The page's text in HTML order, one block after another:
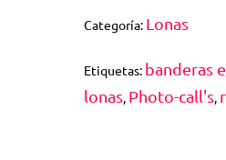
Categoría: Lonas
Etiquetas: banderas
lonas, Photo-call's,